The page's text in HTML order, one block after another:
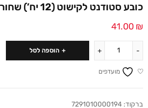
כובע סטודנט לקישוט (12 יח’) שחור
41.00 ₪
הוספה לסל
מועדפים
ברקוד: 7291010000194